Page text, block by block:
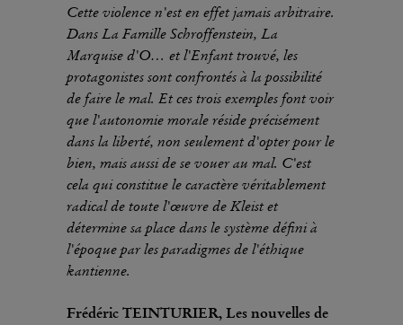
Cette violence n'est en effet jamais arbitraire.
Dans La Famille Schroffenstein, La
Marquise d'O… et l'Enfant trouvé, les
protagonistes sont confrontés à la possibilité
de faire le mal. Et ces trois exemples font voir
que l'autonomie morale réside précisément
dans la liberté, non seulement d'opter pour le
bien, mais aussi de se vouer au mal. C'est
cela qui constitue le caractère véritablement
radical de toute l'œuvre de Kleist et
détermine sa place dans le système défini à
l'époque par les paradigmes de l'éthique
kantienne.
Frédéric TEINTURIER, Les nouvelles de